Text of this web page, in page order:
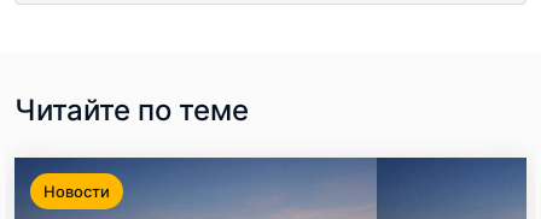
Читайте по теме
Новости